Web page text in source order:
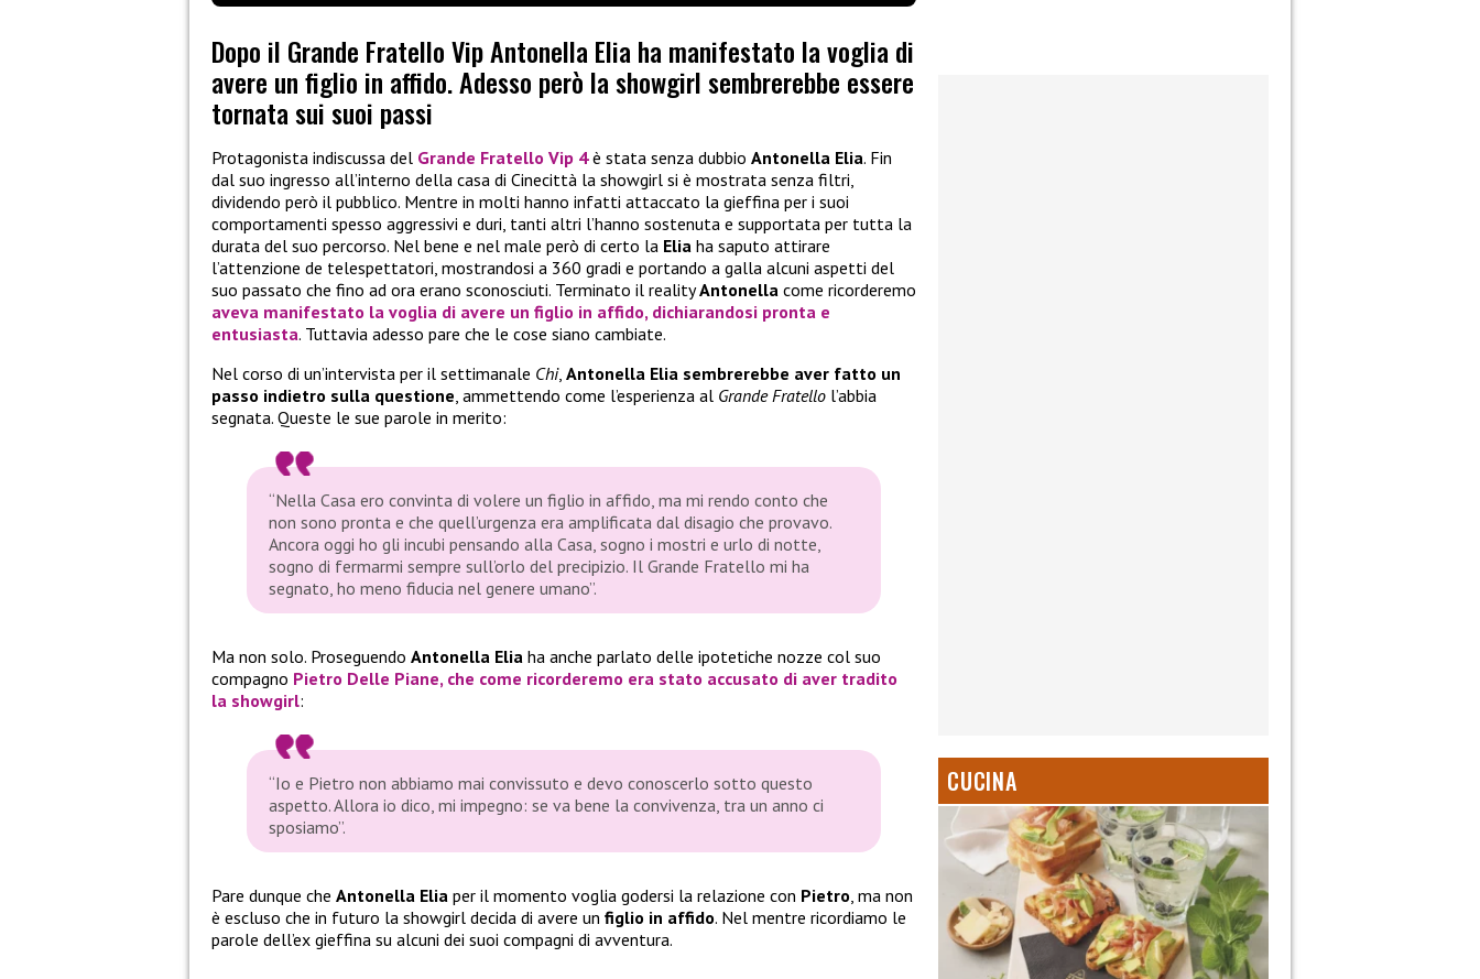
Dopo il Grande Fratello Vip Antonella Elia ha manifestato la voglia di
avere un figlio in affido. Adesso però la showgirl sembrerebbe essere
tornata sui suoi passi
Protagonista indiscussa del Grande Fratello Vip 4è stata senza dubbio Antonella Elia. Fin
dal suo ingresso all’interno della casa di Cinecittà la showgirl si è mostrata senza filtri,
dividendo però il pubblico. Mentre in molti hanno infatti attaccato la gieffina per i suoi
comportamenti spesso aggressivi e duri, tanti altri l’hanno sostenuta e supportata per tutta la
durata del suo percorso. Nel bene e nel male però di certo la Elia ha saputo attirare
l’attenzione de telespettatori, mostrandosi a 360 gradi e portando a galla alcuni aspetti del
suo passato che fino ad ora erano sconosciuti. Terminato il realityAntonella come ricorderemo
aveva manifestato la voglia di avere un figlio in affido, dichiarandosi pronta e
entusiasta. Tuttavia adesso pare che le cose siano cambiate.
Nel corso di un’intervista per il settimanale Chi, Antonella Elia sembrerebbe aver fatto un
passo indietro sulla questione, ammettendo come l’esperienza al Grande Fratello l’abbia
segnata. Queste le sue parole in merito:
“Nella Casa ero convinta di volere un figlio in affido, ma mi rendo conto che
non sono pronta e che quell’urgenza era amplificata dal disagio che provavo.
Ancora oggi ho gli incubi pensando alla Casa, sogno i mostri e urlo di notte,
sogno di fermarmi sempre sull’orlo del precipizio. Il Grande Fratello mi ha
segnato, ho meno fiducia nel genere umano”.
Ma non solo. Proseguendo Antonella Elia ha anche parlato delle ipotetiche nozze col suo
compagno Pietro Delle Piane, che come ricorderemo era stato accusato di aver tradito
la showgirl:
“Io e Pietro non abbiamo mai convissuto e devo conoscerlo sotto questo
aspetto. Allora io dico, mi impegno: se va bene la convivenza, tra un anno ci
sposiamo”.
Pare dunque che Antonella Elia per il momento voglia godersi la relazione con Pietro, ma non
è escluso che in futuro la showgirl decida di avere un figlio in affido. Nel mentre ricordiamo le
parole dell’ex gieffina su alcuni dei suoi compagni di avventura.
CUCINA